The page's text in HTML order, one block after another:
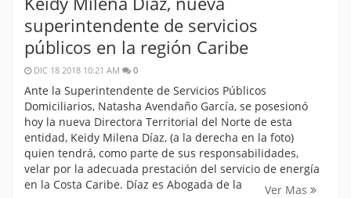
superintendente de servicios
públicos en la región Caribe
DIC 18 2018 10:21 AM 0
Ante la Superintendente de Servicios Públicos
Domiciliarios, Natasha Avendaño García, se posesionó
hoy la nueva Directora Territorial del Norte de esta
entidad, Keidy Milena Díaz, (a la derecha en la foto)
quien tendrá, como parte de sus responsabilidades,
velar por la adecuada prestación del servicio de energía
en la Costa Caribe. Díaz es Abogada de la
Ver Mas